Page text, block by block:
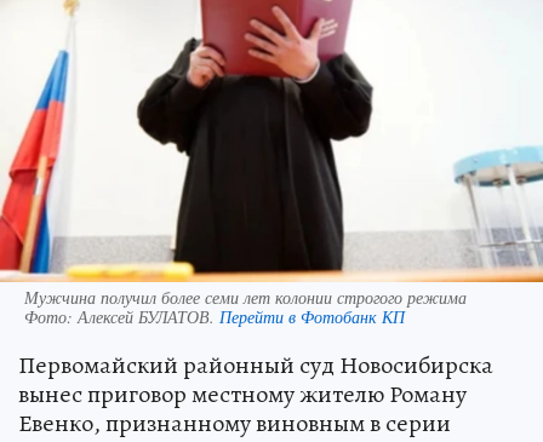
Мужчина получил более семи лет колонии строгого режима
Фото:Алексей БУЛАТОВ. Перейти в Фотобанк КП
Первомайский районный суд Новосибирска
вынес приговор местному жителю Роману
Евенко, признанному виновным в серии